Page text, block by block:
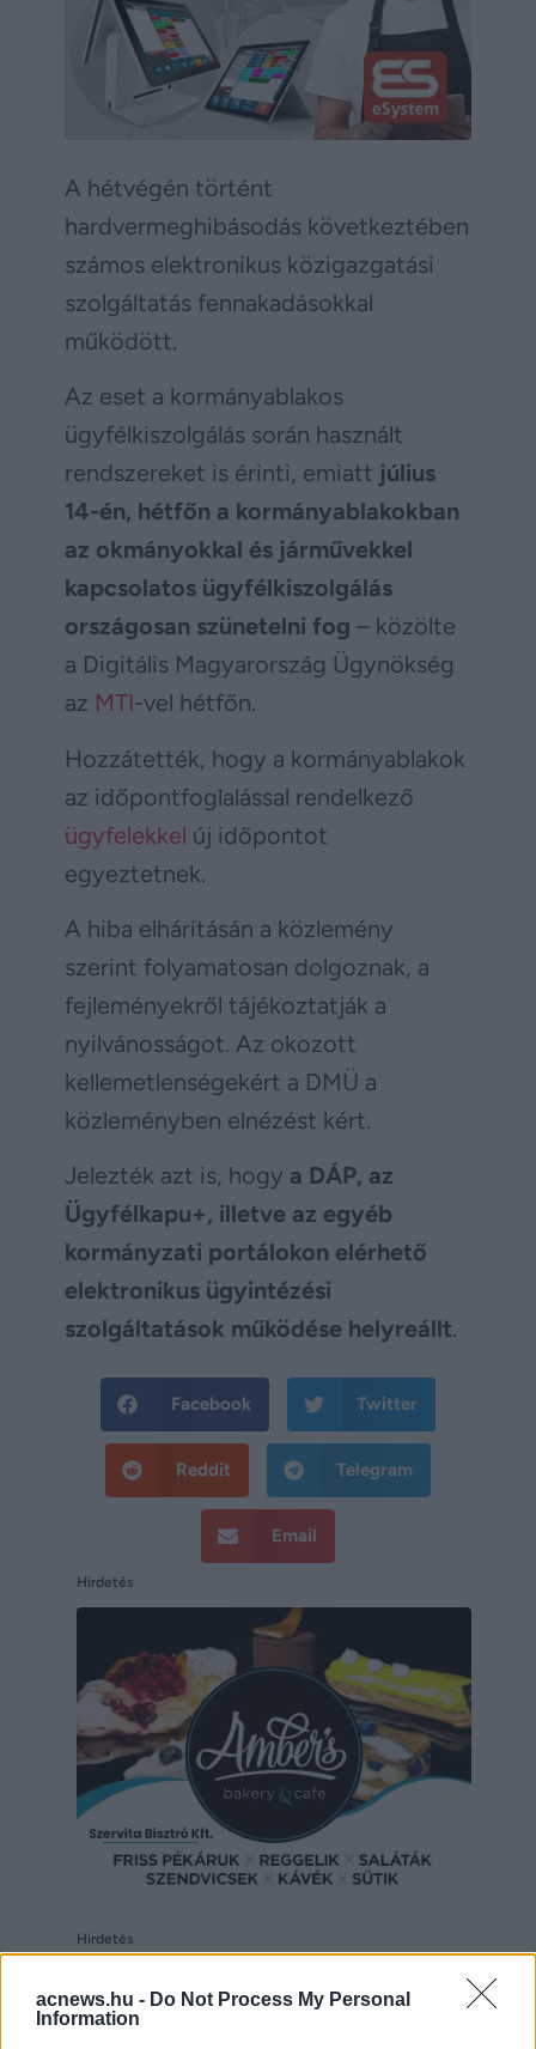
acnews.hu - Do Not Process My Personal
Information
A hétvégén történt
hardvermeghibásodás következtében
számos elektronikus közigazgatási
szolgáltatás fennakadásokkal
működött.
Az eset a kormányablakos
ügyfélkiszolgálás során használt
rendszereket is érinti, emiatt július
14-én, hétfőn a kormányablakokban
az okmányokkal és járművekkel
kapcsolatos ügyfélkiszolgálás
országosan szünetelni fog – közölte
a Digitális Magyarország Ügynökség
az MTI-vel hétfőn.
Hozzátették, hogy a kormányablakok
az időpontfoglalással rendelkező
ügyfelekkel új időpontot
egyeztetnek.
A hiba elhárításán a közlemény
szerint folyamatosan dolgoznak, a
fejleményekről tájékoztatják a
nyilvánosságot. Az okozott
kellemetlenségekért a DMÜ a
közleményben elnézést kért.
Jelezték azt is, hogy a DÁP, az
Ügyfélkapu+, illetve az egyéb
kormányzati portálokon elérhető
elektronikus ügyintézési
szolgáltatások működése helyreállt.
Facebook Twitter
Reddit Telegram
Email
Hirdetés
Hirdetés